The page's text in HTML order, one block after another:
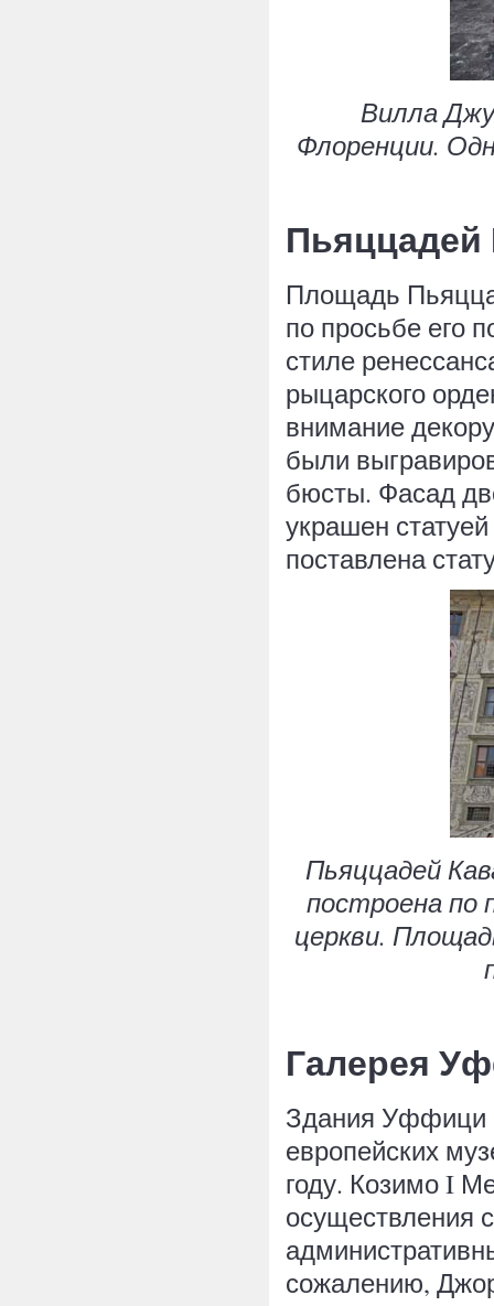
Вилла
Флоренции.
Пьяццадей
Площадь
по просьбе его
стиле
рыцарского
внимание
были
бюсты. Фасад
украшен
поставлена
Пьяццадей
построена по
церкви.
Галерея
Здания Уффици
европейских
году. Козимо I
осуществления
сожалению,